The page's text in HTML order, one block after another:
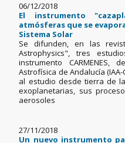
06/12/2018
El instrumento
atmósferas que se
Sistema Solar
Se difunden, en las
Astrophysics", tres
instrumento
Astrofísica de Andalucía (IAA-
al estudio desde tierra de
exoplanetarias, sus
aerosoles
27/11/2018
Un nuevo instrumento